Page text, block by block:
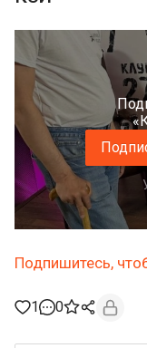
Подпишитесь,
1 0